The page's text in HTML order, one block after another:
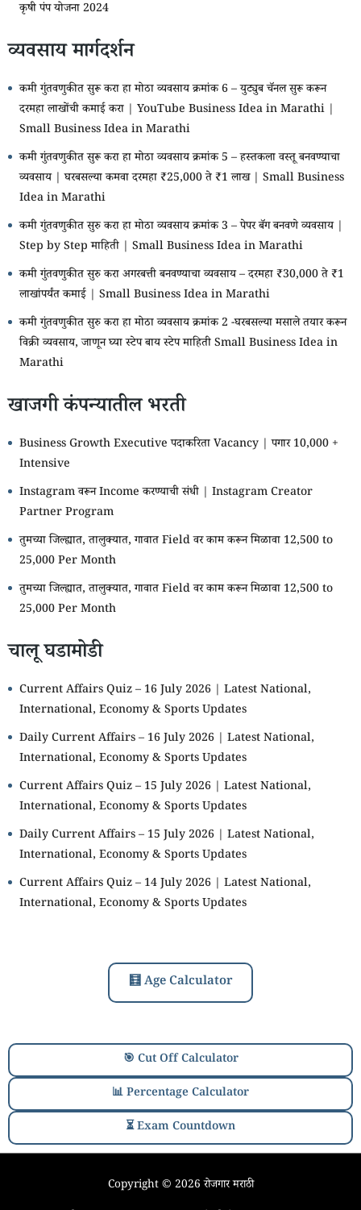
कृषी पंप योजना 2024
व्यवसाय मार्गदर्शन
कमी गुंतवणुकीत सुरू करा हा मोठा व्यवसाय क्रमांक 6 – युट्युब चॅनल सुरू करून
दरमहा लाखोंची कमाई करा | YouTube Business Idea in Marathi |
Small Business Idea in Marathi
कमी गुंतवणुकीत सुरू करा हा मोठा व्यवसाय क्रमांक 5 – हस्तकला वस्तू बनवण्याचा
व्यवसाय | घरबसल्या कमवा दरमहा ₹25,000 ते ₹1 लाख | Small Business
Idea in Marathi
कमी गुंतवणुकीत सुरु करा हा मोठा व्यवसाय क्रमांक 3 – पेपर बॅग बनवणे व्यवसाय |
Step by Step माहिती | Small Business Idea in Marathi
कमी गुंतवणुकीत सुरु करा अगरबत्ती बनवण्याचा व्यवसाय – दरमहा ₹30,000 ते ₹1
लाखांपर्यंत कमाई | Small Business Idea in Marathi
कमी गुंतवणुकीत सुरु करा हा मोठा व्यवसाय क्रमांक 2 -घरबसल्या मसाले तयार करून
विक्री व्यवसाय, जाणून घ्या स्टेप बाय स्टेप माहिती Small Business Idea in
Marathi
खाजगी कंपन्यातील भरती
Business Growth Executive पदाकरिता Vacancy | पगार 10,000 +
Intensive
Instagram वरून Income करण्याची संधी | Instagram Creator
Partner Program
तुमच्या जिल्ह्यात, तालुक्यात, गावात Field वर काम करून मिळावा 12,500 to
25,000 Per Month
तुमच्या जिल्ह्यात, तालुक्यात, गावात Field वर काम करून मिळावा 12,500 to
25,000 Per Month
चालू घडामोडी
Current Affairs Quiz – 16 July 2026 | Latest National,
International, Economy & Sports Updates
Daily Current Affairs – 16 July 2026 | Latest National,
International, Economy & Sports Updates
Current Affairs Quiz – 15 July 2026 | Latest National,
International, Economy & Sports Updates
Daily Current Affairs – 15 July 2026 | Latest National,
International, Economy & Sports Updates
Current Affairs Quiz – 14 July 2026 | Latest National,
International, Economy & Sports Updates
🧮 Age Calculator
🎯 Cut Off Calculator
📊 Percentage Calculator
⏳ Exam Countdown
Copyright © 2026रोजगार मराठी